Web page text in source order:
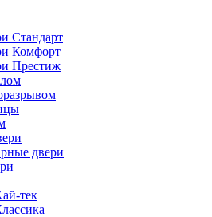
Стандарт
Комфорт
Престиж
двери
тек